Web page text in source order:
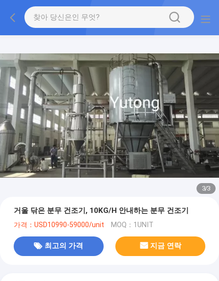
1/3
거울 닦은 분무 건조기, 10KG/H 안내하는 분무 건조기
가격：USD10990-59000/unit MOQ：1UNIT
최고의 가격 지금 연락